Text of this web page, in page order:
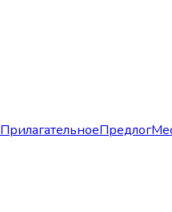
ПрилагательноеПредлог